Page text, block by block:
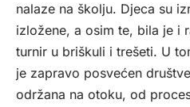
nalaze na školju. Djeca su
izložene, a osim te, bila je i
turnir u briškuli i trešeti. U
je zapravo posvećen
održana na otoku, od